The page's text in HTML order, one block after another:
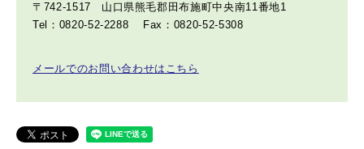
〒742-1517
山口県熊毛郡田布施町中央南11番地1
Tel：0820-52-2288
Fax：0820-52-5308
メールでのお問い合わせはこちら